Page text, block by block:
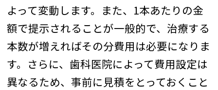
よって変動します。また、1本あたりの金
額で提示されることが一般的で、治療する
本数が増えればその分費用は必要になりま
す。さらに、歯科医院によって費用設定は
異なるため、事前に見積をとっておくこと